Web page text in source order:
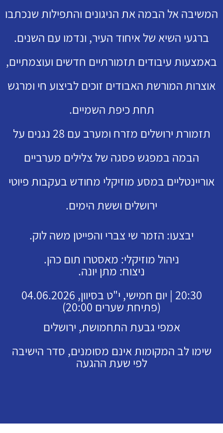
המשיבה אל הבמה את הניגונים והתפילות שנכתבו
ברגעי השיא של איחוד העיר, ונדמו עם השנים.
באמצעות עיבודים תזמורתיים חדשים ועוצמתיים,
אוצרות המורשת האבודים זוכים לביצוע חי ומרגש
תחת כיפת השמיים.
תזמורת ירושלים מזרח ומערב עם 28 נגנים על
הבמה במפגש פסגה של צלילים מערביים
אוריינטליים במסע מוזיקלי מחודש בעקבות פיוטי
ירושלים וששת הימים.
יבצעו: הזמר שי צברי והפייטן משה לוק.
ניהול מוזיקלי: מאסטרו תום כהן.
ניצוח: מתן יונה.
20:30 | יום חמישי, י"ט בסיוון, 04.06.2026
(פתיחת שערים 20:00)
אמפי גבעת התחמושת, ירושלים
שימו לב המקומות אינם מסומנים, סדר הישיבה
לפי שעת ההגעה